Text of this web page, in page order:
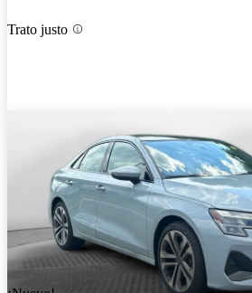
Trato justo